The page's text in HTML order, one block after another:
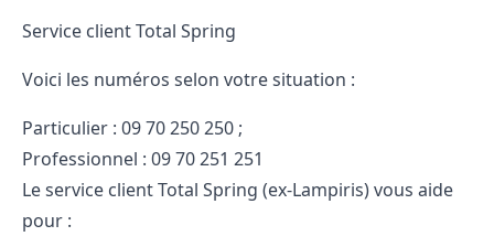
Service client Total Spring
Voici les numéros selon votre situation :
Particulier : 09 70 250 250 ;
Professionnel : 09 70 251 251
Le service client Total Spring (ex-Lampiris) vous aide
pour :